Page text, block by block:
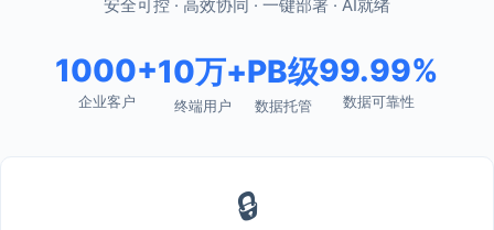
安全可控 · 高效协同 · 一键部署 · AI就绪
1000+
企业客户
10万+
终端用户
PB级
数据托管
99.99%
数据可靠性
🔒